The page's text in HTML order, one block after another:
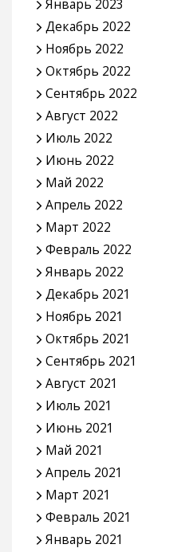
Январь 2023
Декабрь 2022
Ноябрь 2022
Октябрь 2022
Сентябрь 2022
Август 2022
Июль 2022
Июнь 2022
Май 2022
Апрель 2022
Март 2022
Февраль 2022
Январь 2022
Декабрь 2021
Ноябрь 2021
Октябрь 2021
Сентябрь 2021
Август 2021
Июль 2021
Июнь 2021
Май 2021
Апрель 2021
Март 2021
Февраль 2021
Январь 2021